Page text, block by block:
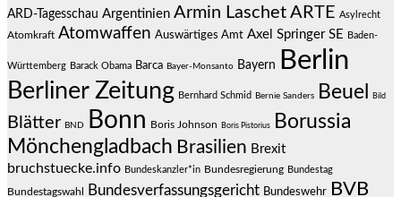
ARD-Tagesschau Argentinien Armin Laschet ARTE Asylrecht
Atomkraft Atomwaffen Auswärtiges Amt Axel Springer SE Baden-
Württemberg Barack Obama Barca Bayer-Monsanto Bayern Berlin
Berliner Zeitung Bernhard Schmid Bernie Sanders Beuel Bild
Blätter BND Bonn Boris Johnson Boris Pistorius
Borussia
Mönchengladbach Brasilien Brexit
bruchstuecke.info Bundeskanzler*in Bundesregierung Bundestag
Bundestagswahl Bundesverfassungsgericht Bundeswehr BVB